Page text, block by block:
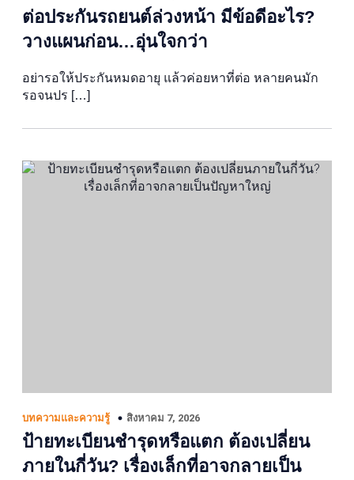
ต่อประกันรถยนต์ล่วงหน้า มีข้อดีอะไร?
วางแผนก่อน…อุ่นใจกว่า
อย่ารอให้ประกันหมดอายุ แล้วค่อยหาที่ต่อ หลายคนมัก
รอจนปร […]
บทความและความรู้ สิงหาคม 7, 2026
ป้ายทะเบียนชำรุดหรือแตก ต้องเปลี่ยน
ภายในกี่วัน? เรื่องเล็กที่อาจกลายเป็น